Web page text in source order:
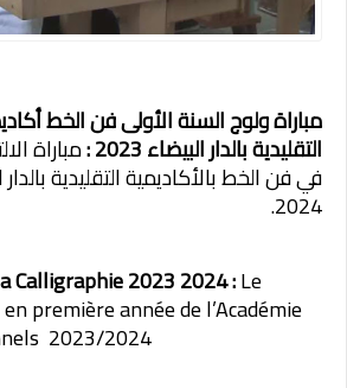
مباراة ولوج السنة الأولى فن الخط
التقليدية بالدار البيضاء 2023 : مباراة
2024.
Calligraphie 2023 2024 :Le
première année de l’Académie
2023/2024